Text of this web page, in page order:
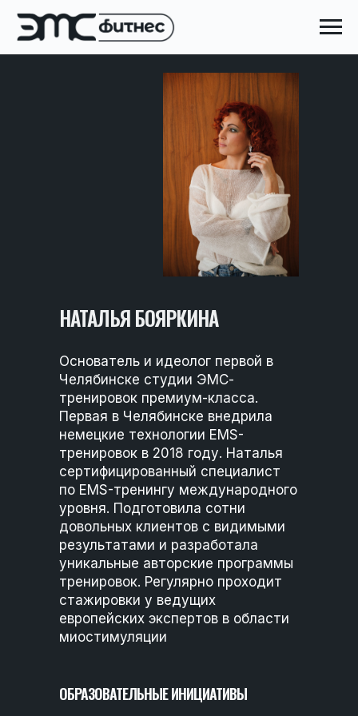
Основатель и идеолог первой в
Челябинске студии ЭМС-
тренировок премиум-класса.
Первая в Челябинске внедрила
немецкие технологии EMS-
тренировок в 2018 году. Наталья
сертифицированный специалист
по EMS-тренингу международного
уровня. Подготовила сотни
довольных клиентов с видимыми
результатами и разработала
уникальные авторские программы
тренировок. Регулярно проходит
стажировки у ведущих
европейских экспертов в области
миостимуляции
ОБРАЗОВАТЕЛЬНЫЕ ИНИЦИАТИВЫ
НАТАЛЬЯ БОЯРКИНА